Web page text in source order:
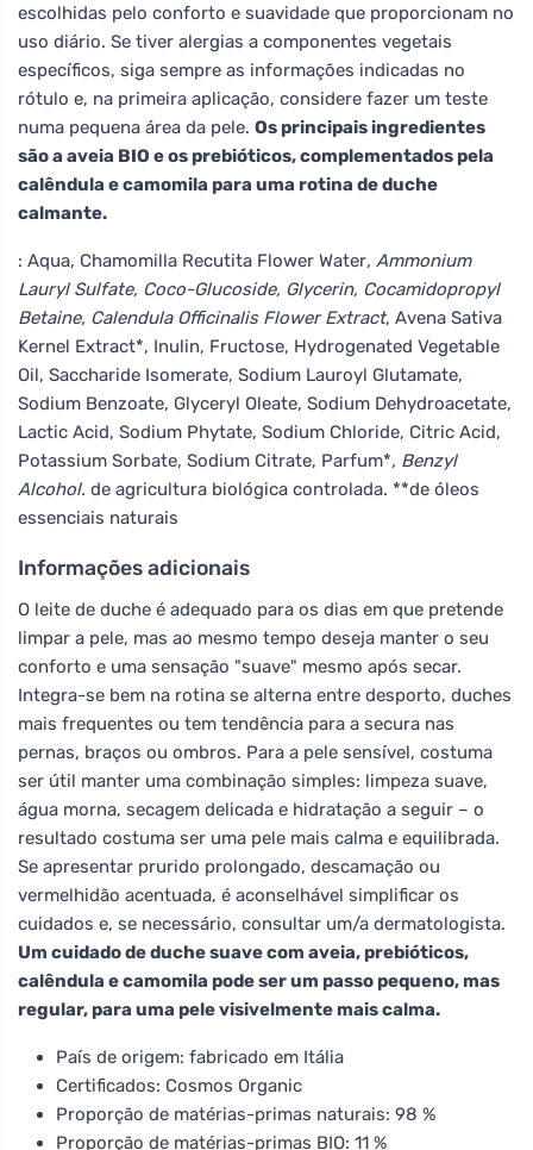
escolhidas pelo conforto e suavidade que proporcionam no
uso diário. Se tiver alergias a componentes vegetais
específicos, siga sempre as informações indicadas no
rótulo e, na primeira aplicação, considere fazer um teste
numa pequena área da pele. Os principais ingredientes
são a aveia BIO e os prebióticos, complementados pela
calêndula e camomila para uma rotina de duche
calmante.
: Aqua, Chamomilla Recutita Flower Water, Ammonium
Lauryl Sulfate, Coco-Glucoside, Glycerin, Cocamidopropyl
Betaine, Calendula Officinalis Flower Extract, Avena Sativa
Kernel Extract*, Inulin, Fructose, Hydrogenated Vegetable
Oil, Saccharide Isomerate, Sodium Lauroyl Glutamate,
Sodium Benzoate, Glyceryl Oleate, Sodium Dehydroacetate,
Lactic Acid, Sodium Phytate, Sodium Chloride, Citric Acid,
Potassium Sorbate, Sodium Citrate, Parfum*, Benzyl
Alcohol. de agricultura biológica controlada. **de óleos
essenciais naturais
Informações adicionais
O leite de duche é adequado para os dias em que pretende
limpar a pele, mas ao mesmo tempo deseja manter o seu
conforto e uma sensação "suave" mesmo após secar.
Integra-se bem na rotina se alterna entre desporto, duches
mais frequentes ou tem tendência para a secura nas
pernas, braços ou ombros. Para a pele sensível, costuma
ser útil manter uma combinação simples: limpeza suave,
água morna, secagem delicada e hidratação a seguir – o
resultado costuma ser uma pele mais calma e equilibrada.
Se apresentar prurido prolongado, descamação ou
vermelhidão acentuada, é aconselhável simplificar os
cuidados e, se necessário, consultar um/a dermatologista.
Um cuidado de duche suave com aveia, prebióticos,
calêndula e camomila pode ser um passo pequeno, mas
regular, para uma pele visivelmente mais calma.
País de origem: fabricado em Itália
Certificados: Cosmos Organic
Proporção de matérias-primas naturais: 98 %
Proporção de matérias-primas BIO: 11 %